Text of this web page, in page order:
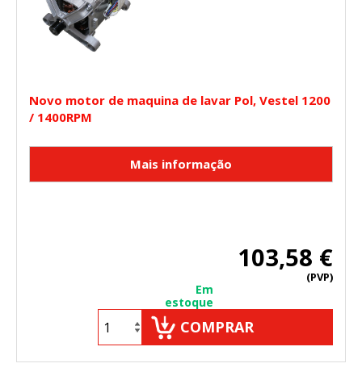
Novo motor de maquina de lavar Pol, Vestel 1200
/ 1400RPM
103,58 €
(PVP)
Em
estoque
COMPRAR